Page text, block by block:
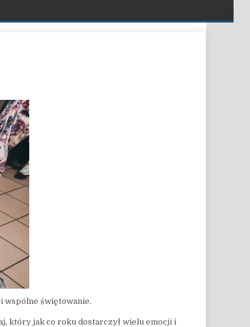
wspólne świętowanie.
który jak co roku dostarczył wielu emocji i